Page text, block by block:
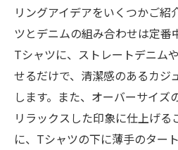
リングアイデアをいくつかご紹
ツとデニムの組み合わせは定番
Tシャツに、ストレートデニム
せるだけで、清潔感のあるカジ
します。また、オーバーサイズ
リラックスした印象に仕上げる
に、Tシャツの下に薄手のター